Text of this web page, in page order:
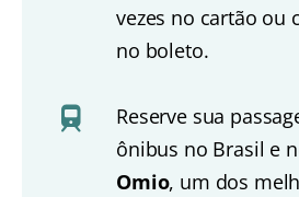
vezes no cartão ou
no boleto.
Reserve sua
ônibus no Brasil e
Omio, um dos